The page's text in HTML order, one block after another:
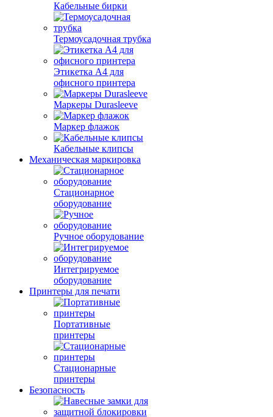
Кабельные бирки
Термоусадочная трубка
Этикетка А4 для
офисного принтера
Маркеры Durasleeve
Маркер флажок
Кабельные клипсы
Механическая маркировка
Стационарное
оборудование
Ручное оборудование
Интегрируемое
оборудование
Принтеры для печати
Портативные
принтеры
Стационарные
принтеры
Безопасность